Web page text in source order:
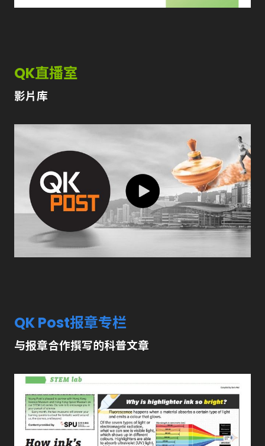
QK直播室
影片库
QK Post报章专栏
与报章合作撰写的科普文章